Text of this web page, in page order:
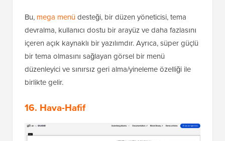
Bu, mega menüdesteği, bir düzen yöneticisi, tema
devralma, kullanıcı dostu bir arayüz ve daha fazlasını
içeren açık kaynaklı bir yazılımdır. Ayrıca, süper güçlü
bir tema olmasını sağlayan görsel bir menü
düzenleyici ve sınırsız geri alma/yineleme özelliği ile
birlikte gelir.
16. Hava-Hafif